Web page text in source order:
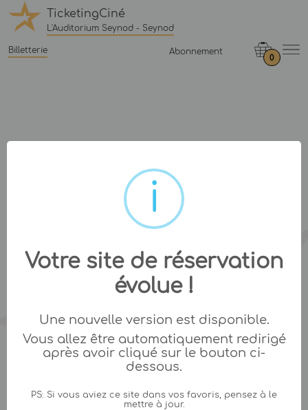
TicketingCiné
L'Auditorium Seynod - Seynod
Billetterie Abonnement
0
Votre site de réservation
évolue !
Une nouvelle version est disponible.
Vous allez être automatiquement redirigé
après avoir cliqué sur le bouton ci-
dessous.
PS: Si vous aviez ce site dans vos favoris, pensez à le
mettre à jour.